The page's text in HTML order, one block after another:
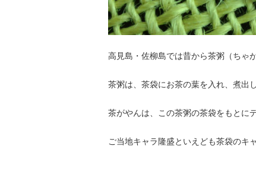
高見島・佐柳島では昔から茶粥（ちゃ
茶粥は、茶袋にお茶の葉を入れ、煮出
茶がやんは、この茶粥の茶袋をもとに
ご当地キャラ隆盛といえども茶袋のキ